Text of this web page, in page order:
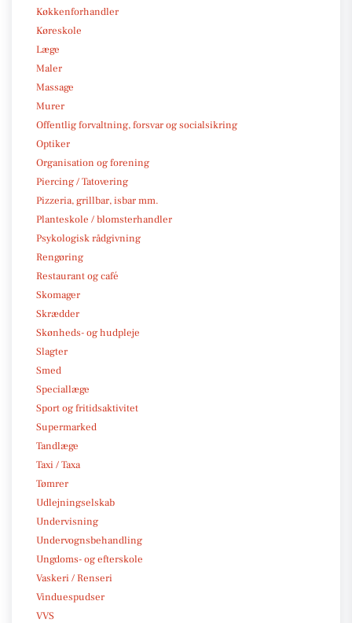
Køkkenforhandler
Køreskole
Læge
Maler
Massage
Murer
Offentlig forvaltning, forsvar og socialsikring
Optiker
Organisation og forening
Piercing / Tatovering
Pizzeria, grillbar, isbar mm.
Planteskole / blomsterhandler
Psykologisk rådgivning
Rengøring
Restaurant og café
Skomager
Skrædder
Skønheds- og hudpleje
Slagter
Smed
Speciallæge
Sport og fritidsaktivitet
Supermarked
Tandlæge
Taxi / Taxa
Tømrer
Udlejningselskab
Undervisning
Undervognsbehandling
Ungdoms- og efterskole
Vaskeri / Renseri
Vinduespudser
VVS